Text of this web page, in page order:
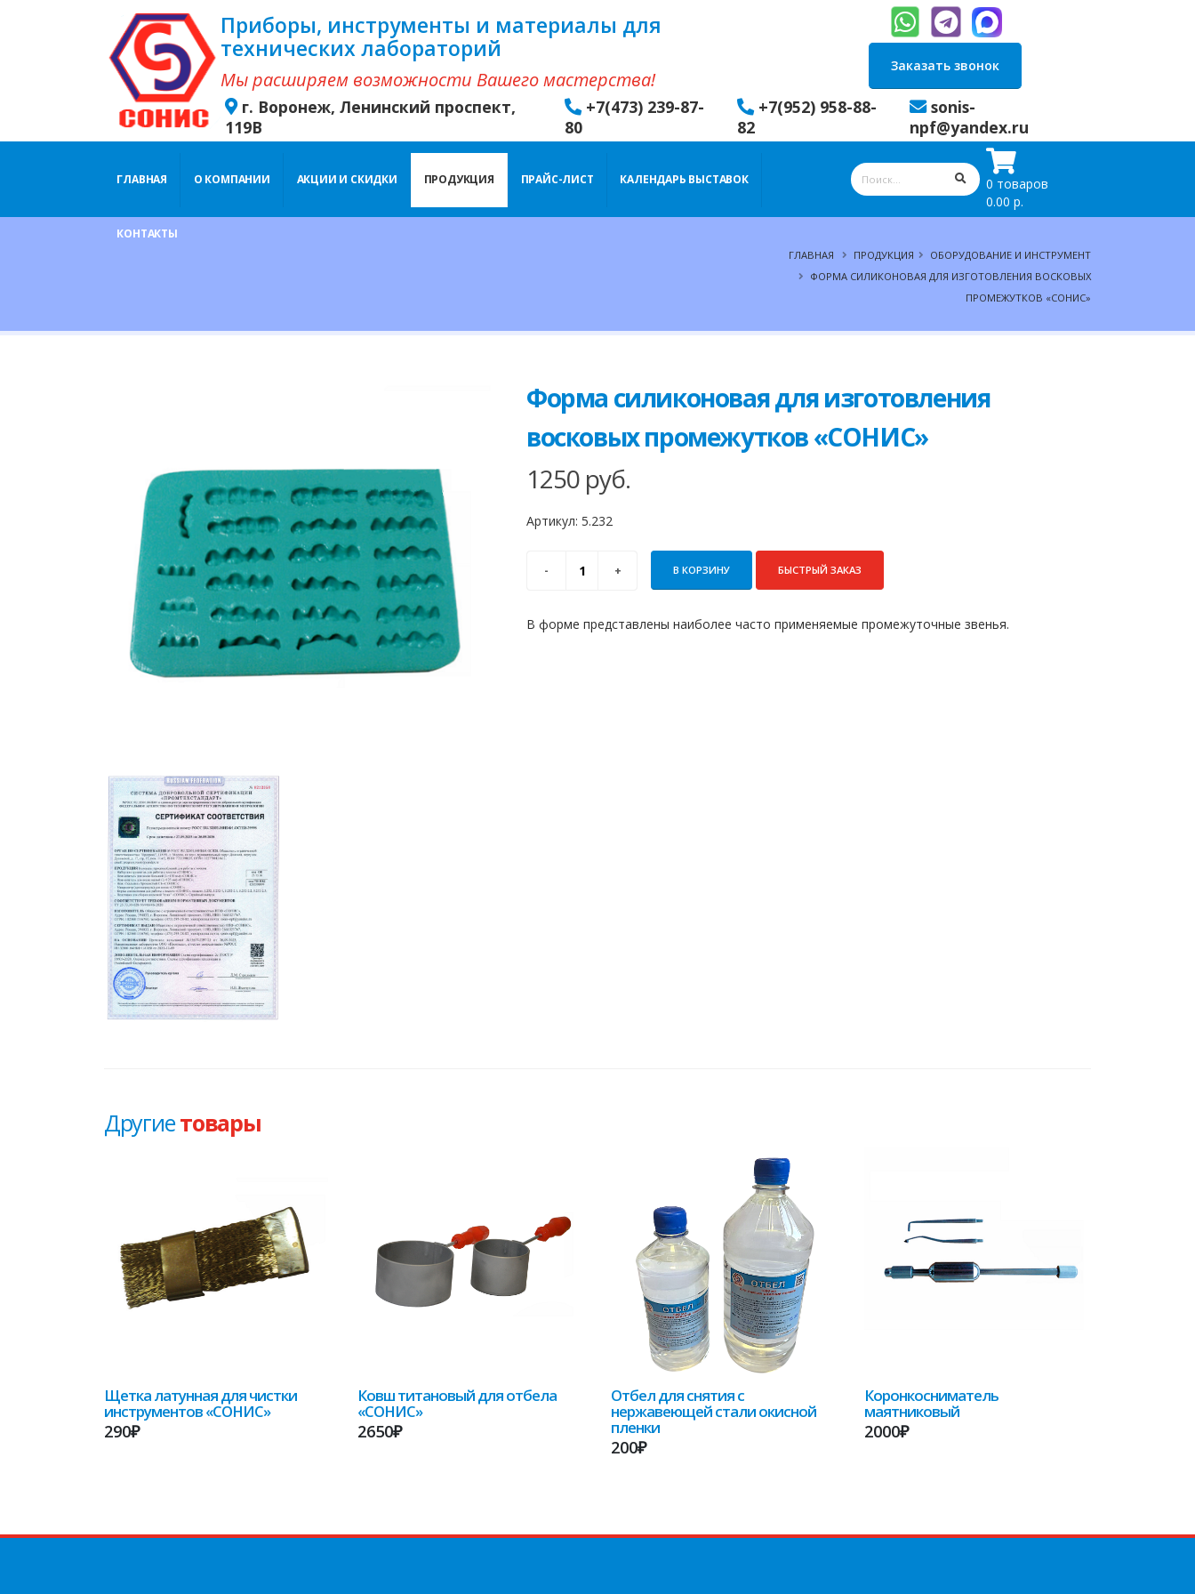
Приборы, инструменты и материалы для
технических лабораторий
Мы расширяем возможности Вашего мастерства!
Заказать звонок
г. Воронеж, Ленинский проспект,
119В
+7(473) 239-87-
80
+7(952) 958-88-
82
sonis-
npf@yandex.ru
ГЛАВНАЯ О КОМПАНИИ АКЦИИ И СКИДКИ ПРОДУКЦИЯ ПРАЙС-ЛИСТ КАЛЕНДАРЬ ВЫСТАВОК
КОНТАКТЫ
0 товаров
0.00 р.
ГЛАВНАЯ ПРОДУКЦИЯ
ОБОРУДОВАНИЕ И ИНСТРУМЕНТ
ФОРМА СИЛИКОНОВАЯ ДЛЯ ИЗГОТОВЛЕНИЯ ВОСКОВЫХ
ПРОМЕЖУТКОВ «СОНИС»
Форма силиконовая для изготовления
восковых промежутков «СОНИС»
1250 руб.
Артикул: 5.232
В КОРЗИНУ БЫСТРЫЙ ЗАКАЗ
В форме представлены наиболее часто применяемые промежуточные звенья.
Другиетовары
Щетка латунная для чистки
инструментов «СОНИС»
290₽
Ковш титановый для отбела
«СОНИС»
2650₽
Отбел для снятия с
нержавеющей стали окисной
пленки
200₽
Коронкосниматель
маятниковый
2000₽